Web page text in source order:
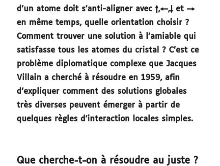
d’un atome doit s’anti-aligner avec ↑,←,↓ et →
en même temps, quelle orientation choisir ?
Comment trouver une solution à l’amiable qui
satisfasse tous les atomes du cristal ? C’est ce
problème diplomatique complexe que Jacques
Villain a cherché à résoudre en 1959, afin
d’expliquer comment des solutions globales
très diverses peuvent émerger à partir de
quelques règles d’interaction locales simples.
Que cherche-t-on à résoudre au juste ?